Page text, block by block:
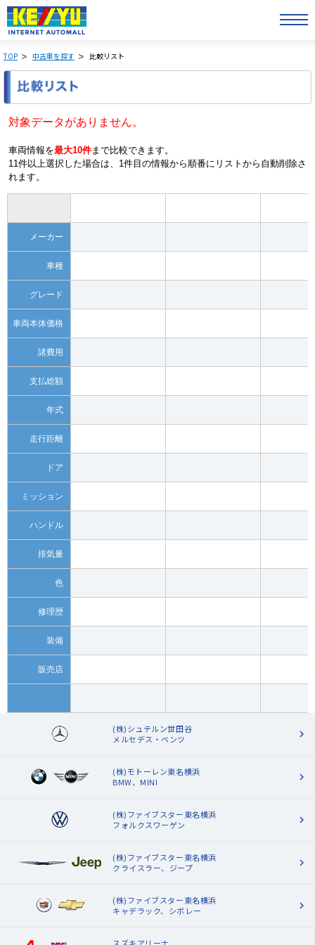
TOP 中古車を探す 比較リスト
対象データがありません。
車両情報を最大10件まで比較できます。
11件以上選択した場合は、1件目の情報から順番にリストから自動削除さ
れます。
メーカー
車種
グレード
車両本体価格
諸費用
支払総額
年式
走行距離
ドア
ミッション
ハンドル
排気量
色
修理歴
装備
販売店
(株)シュテルン世田谷
メルセデス・ベンツ
(株)モトーレン東名横浜
BMW、MINI
(株)ファイブスター東名横浜
フォルクスワーゲン
(株)ファイブスター東名横浜
クライスラー、ジープ
(株)ファイブスター東名横浜
キャデラック、シボレー